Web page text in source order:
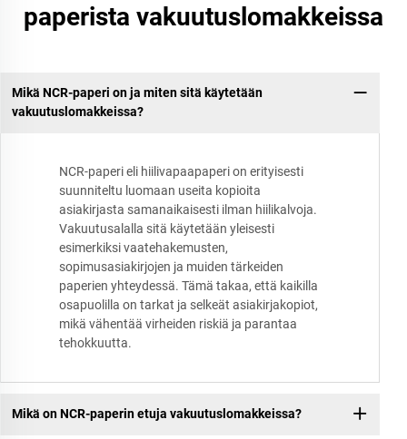
paperista vakuutuslomakkeissa
Mikä NCR-paperi on ja miten sitä käytetään
vakuutuslomakkeissa?
NCR-paperi eli hiilivapaapaperi on erityisesti
suunniteltu luomaan useita kopioita
asiakirjasta samanaikaisesti ilman hiilikalvoja.
Vakuutusalalla sitä käytetään yleisesti
esimerkiksi vaatehakemusten,
sopimusasiakirjojen ja muiden tärkeiden
paperien yhteydessä. Tämä takaa, että kaikilla
osapuolilla on tarkat ja selkeät asiakirjakopiot,
mikä vähentää virheiden riskiä ja parantaa
tehokkuutta.
Mikä on NCR-paperin etuja vakuutuslomakkeissa?